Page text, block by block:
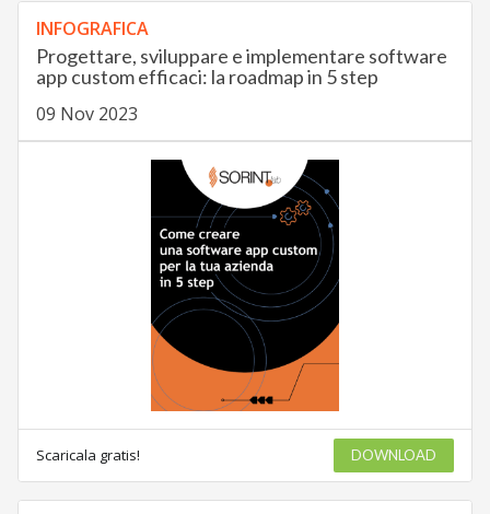
INFOGRAFICA
Progettare, sviluppare e implementare software
app custom efficaci: la roadmap in 5 step
09 Nov 2023
Scaricala gratis! DOWNLOAD